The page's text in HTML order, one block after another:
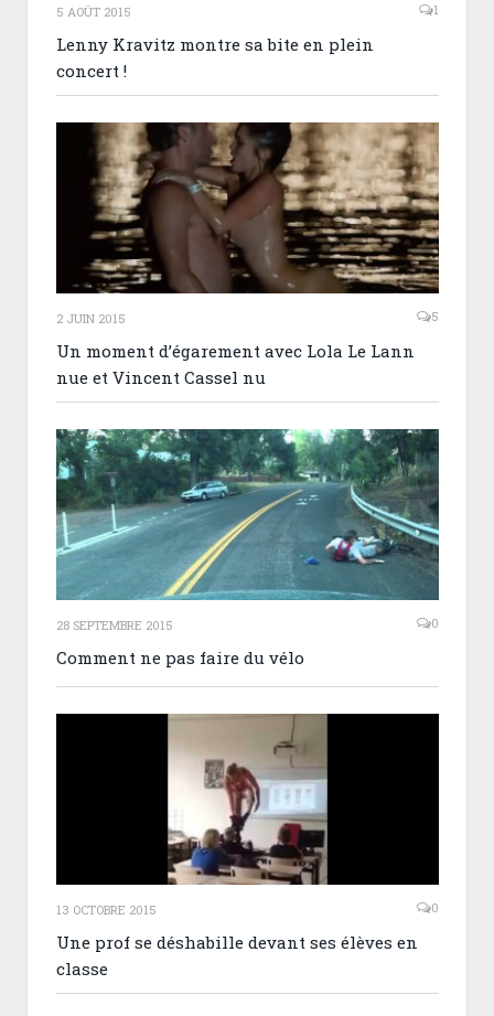
5 AOÛT 2015 1
Lenny Kravitz montre sa bite en plein
concert !
2 JUIN 2015 5
Un moment d’égarement avec Lola Le Lann
nue et Vincent Cassel nu
28 SEPTEMBRE 2015 0
Comment ne pas faire du vélo
13 OCTOBRE 2015 0
Une prof se déshabille devant ses élèves en
classe